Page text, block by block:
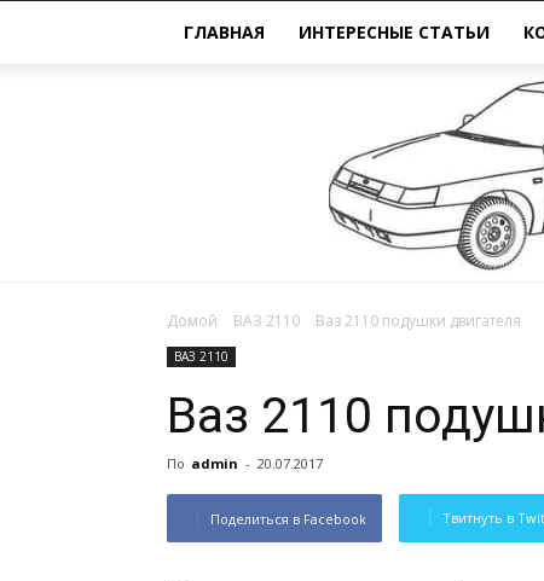
ГЛАВНАЯ ИНТЕРЕСНЫЕ СТАТЬИ
Домой ВАЗ 2110 Ваз 2110 подушки двигателя
ВАЗ 2110
Ваз 2110
По admin - 20.07.2017
Поделиться в Facebook Твитнуть в